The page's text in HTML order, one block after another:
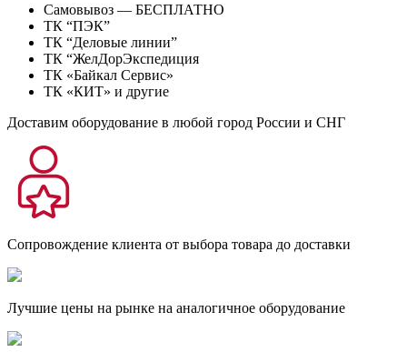
Самовывоз — БЕСПЛАТНО
ТК “ПЭК”
ТК “Деловые линии”
ТК “ЖелДорЭкспедиция
ТК «Байкал Сервис»
ТК «КИТ» и другие
Доставим оборудование в любой город России и СНГ
Сопровождение клиента от выбора товара до доставки
Лучшие цены на рынке на аналогичное оборудование